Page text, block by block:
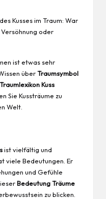
Kusses im Traum: War
oder
ist etwas sehr
überTraumsymbol
Traumlexikon Kuss
Sie Kussträume zu
Welt.
ist vielfältig und
viele Bedeutungen. Er
und Gefühle
Bedeutung Träume
zu blicken.